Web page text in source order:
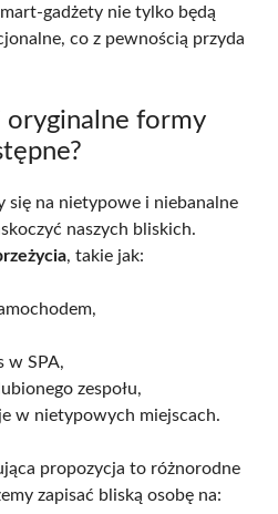
gadżety nie tylko będą
co z pewnością przyda
formy
się na nietypowe i niebanalne
naszych bliskich.
, takie jak:
w SPA,
zespołu,
w nietypowych miejscach.
propozycja to różnorodne
zapisać bliską osobę na: